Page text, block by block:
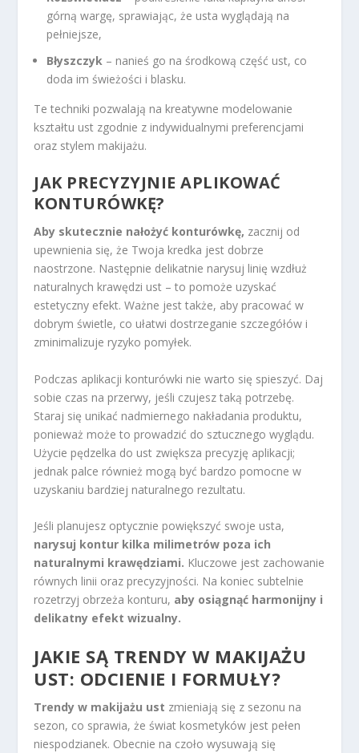
górną wargę, sprawiając, że usta wyglądają na
pełniejsze,
Błyszczyk – nanieś go na środkową część ust, co
doda im świeżości i blasku.
Te techniki pozwalają na kreatywne modelowanie
kształtu ust zgodnie z indywidualnymi preferencjami
oraz stylem makijażu.
JAK PRECYZYJNIE APLIKOWAĆ
KONTURÓWKĘ?
Aby skutecznie nałożyć konturówkę, zacznij od
upewnienia się, że Twoja kredka jest dobrze
naostrzone. Następnie delikatnie narysuj linię wzdłuż
naturalnych krawędzi ust – to pomoże uzyskać
estetyczny efekt. Ważne jest także, aby pracować w
dobrym świetle, co ułatwi dostrzeganie szczegółów i
zminimalizuje ryzyko pomyłek.
Podczas aplikacji konturówki nie warto się spieszyć. Daj
sobie czas na przerwy, jeśli czujesz taką potrzebę.
Staraj się unikać nadmiernego nakładania produktu,
ponieważ może to prowadzić do sztucznego wyglądu.
Użycie pędzelka do ust zwiększa precyzję aplikacji;
jednak palce również mogą być bardzo pomocne w
uzyskaniu bardziej naturalnego rezultatu.
Jeśli planujesz optycznie powiększyć swoje usta,
narysuj kontur kilka milimetrów poza ich
naturalnymi krawędziami. Kluczowe jest zachowanie
równych linii oraz precyzyjności. Na koniec subtelnie
rozetrzyj obrzeża konturu, aby osiągnąć harmonijny i
delikatny efekt wizualny.
JAKIE SĄ TRENDY W MAKIJAŻU
UST: ODCIENIE I FORMUŁY?
Trendy w makijażu ust zmieniają się z sezonu na
sezon, co sprawia, że świat kosmetyków jest pełen
niespodzianek. Obecnie na czoło wysuwają się